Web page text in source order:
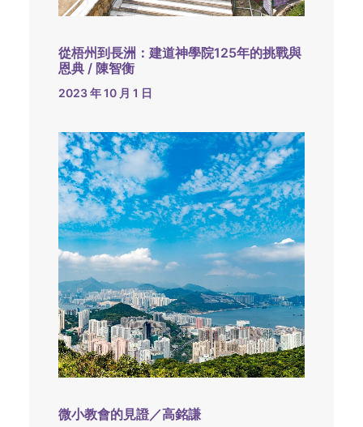
從梧州到長洲：建道神學院125年的挑戰與
恩典 / 陳智衡
2023 年 10 月 1 日
微小教會的見證／高銘謙